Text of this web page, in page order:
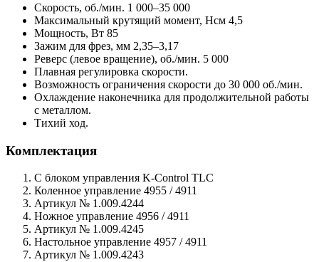
Скорость, об./мин. 1 000–35 000
Максимальный крутящий момент, Нсм 4,5
Мощность, Вт 85
Зажим для фрез, мм 2,35–3,17
Реверс (левое вращение), об./мин. 5 000
Плавная регулировка скорости.
Возможность ограничения скорости до 30 000 об./мин.
Охлаждение наконечника для продолжительной работы
с металлом.
Тихий ход.
Комплектация
С блоком управления K-Control TLC
Коленное управление 4955 / 4911
Артикул № 1.009.4244
Ножное управление 4956 / 4911
Артикул № 1.009.4245
Настольное управление 4957 / 4911
Артикул № 1.009.4243